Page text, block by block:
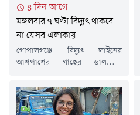
৪ দিন আগে
মঙ্গলবার ৭ ঘণ্টা বিদ্যুৎ থাকবে
না যেসব এলাকায়
গোপালগঞ্জে বিদ্যুৎ লাইনের
আশপাশের গাছের ডালপালা
আগস্ট) কয়েকটি এলাকায় টানা সাত
ঘণ্টা বিদ্যুৎ সরবরাহ বন্ধ থাকবে। এ
তথ্য জানিয়েছে গোপালগঞ্জ বিদ্যুৎ